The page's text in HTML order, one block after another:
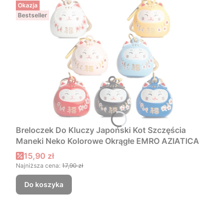
Okazja
Bestseller
Breloczek Do Kluczy Japoński Kot Szczęścia
Maneki Neko Kolorowe Okrągłe EMRO AZIATICA
Cena promocyjna
15,90 zł
Najniższa cena: 17,90 zł
Do koszyka